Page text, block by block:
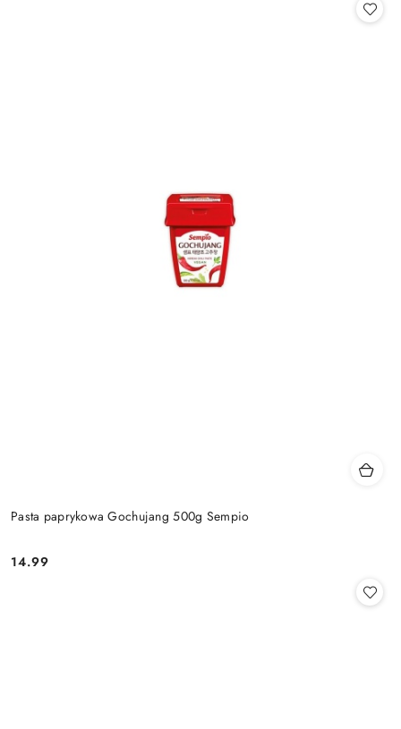
Pasta paprykowa Gochujang 500g Sempio
Cena:
14.99